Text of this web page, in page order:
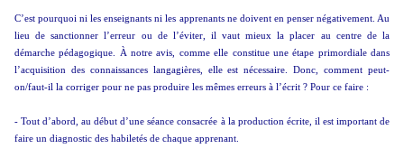
C’est pourquoi ni les enseignants ni les apprenants ne doivent en penser négativement. Au
lieu de sanctionner l’erreur ou de l’éviter, il vaut mieux la placer au centre de la
démarche pédagogique. À notre avis, comme elle constitue une étape primordiale dans
l’acquisition des connaissances langagières, elle est nécessaire. Donc, comment peut-
on/faut-il la corriger pour ne pas produire les mêmes erreurs à l’écrit ? Pour ce faire :
- Tout d’abord, au début d’une séance consacrée à la production écrite, il est important de
faire un diagnostic des habiletés de chaque apprenant.